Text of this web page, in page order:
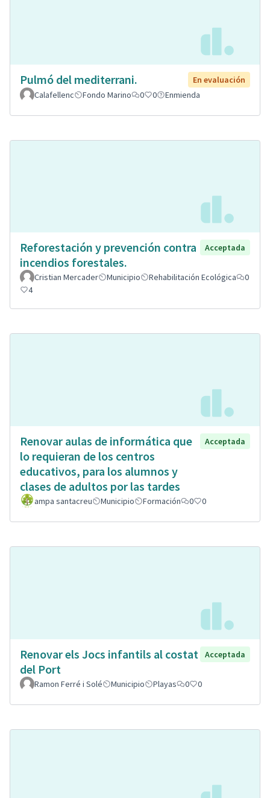
Pulmó del mediterrani.
En evaluación
Calafellenc
Fondo Marino 0 0 Enmienda
Reforestación y prevención contra
incendios forestales.
Acceptada
Cristian Mercader Municipio Rehabilitación Ecológica
0
4
Renovar aulas de informática que
lo requieran de los centros
educativos, para los alumnos y
clases de adultos por las tardes
Acceptada
ampa santacreu Municipio Formación 0 0
Renovar els Jocs infantils al costat
del Port
Acceptada
Ramon Ferré i Solé Municipio Playas 0 0